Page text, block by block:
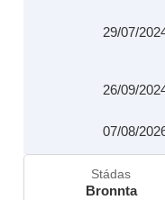
29/07/
26/09/
07/08/
Stádas
Bronnta